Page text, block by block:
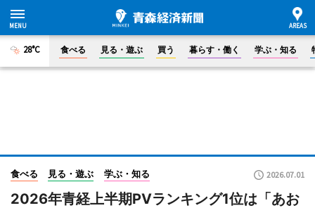
28°C 食べる 見る・遊ぶ 買う 暮らす・働く 学ぶ・知る
食べる 見る・遊ぶ 学ぶ・知る 2026.07.01
2026年青経上半期PVランキング1位は「あお